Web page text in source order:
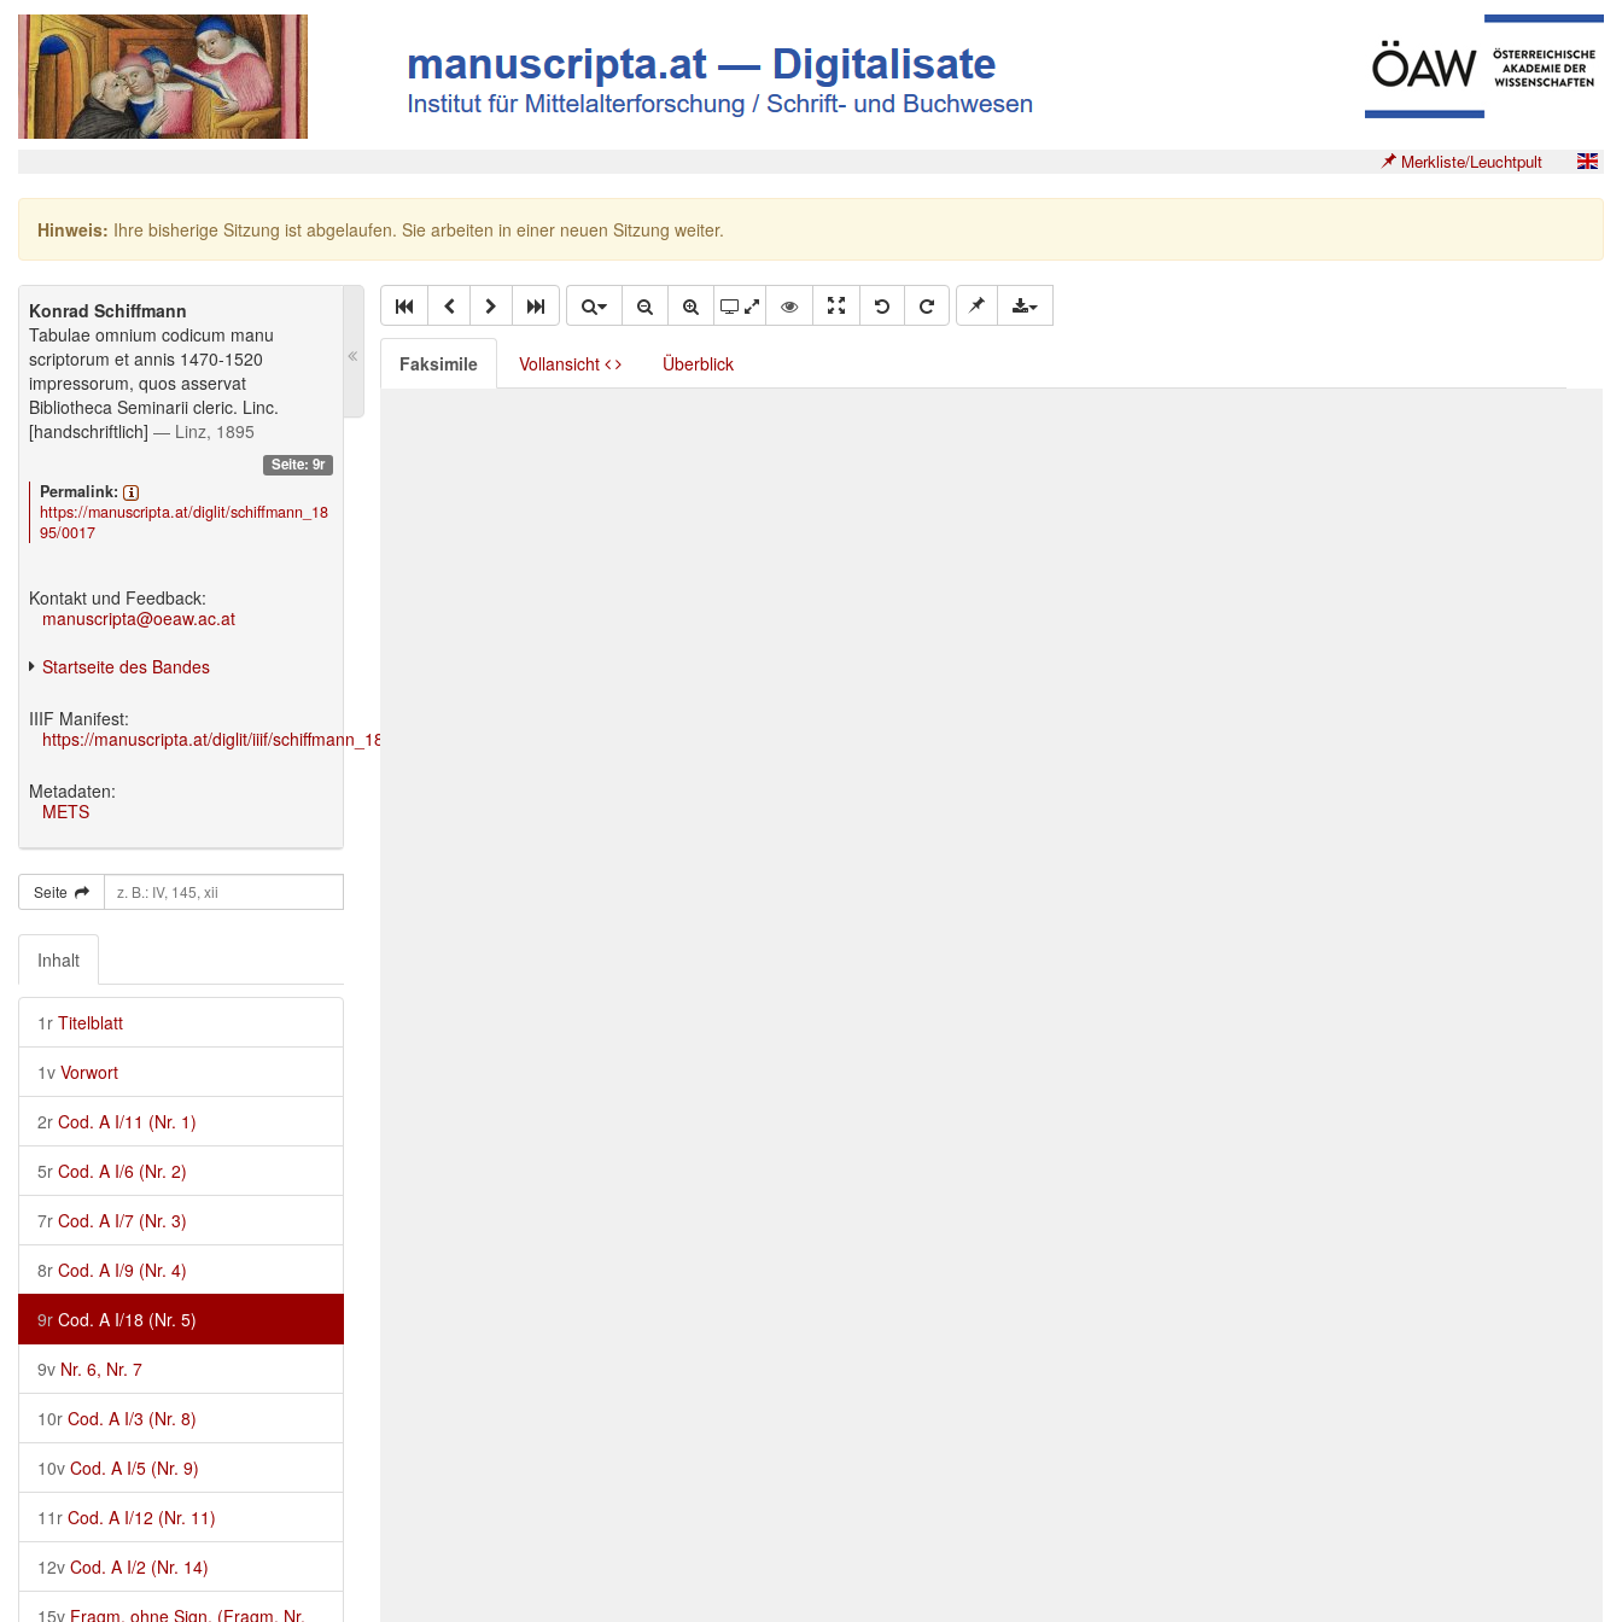
Merkliste/Leuchtpult
Hinweis: Ihre bisherige Sitzung ist abgelaufen. Sie arbeiten in einer neuen Sitzung weiter.
Konrad Schiffmann
Tabulae omnium codicum manu
scriptorum et annis 1470-1520
impressorum, quos asservat
Bibliotheca Seminarii cleric. Linc.
[handschriftlich] — Linz, 1895
Seite: 9r
Permalink:
https://manuscripta.at/diglit/schiffmann_18
95/0017
Kontakt und Feedback:
manuscripta@oeaw.ac.at
Startseite des Bandes
IIIF Manifest:
https://manuscripta.at/diglit/iiif/schiffmann_1895/manifest.json
Metadaten:
METS
Seite
Inhalt
1r Titelblatt
1v Vorwort
2r Cod. A I/11 (Nr. 1)
5r Cod. A I/6 (Nr. 2)
7r Cod. A I/7 (Nr. 3)
8r Cod. A I/9 (Nr. 4)
9r Cod. A I/18 (Nr. 5)
9v Nr. 6, Nr. 7
10r Cod. A I/3 (Nr. 8)
10v Cod. A I/5 (Nr. 9)
11r Cod. A I/12 (Nr. 11)
12v Cod. A I/2 (Nr. 14)
15v Fragm. ohne Sign. (Fragm. Nr.
Faksimile Vollansicht Überblick